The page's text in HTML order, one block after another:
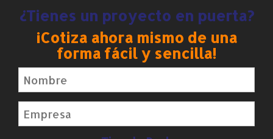
¿Tienes un proyecto en puerta?
¡Cotiza ahora mismo de una
forma fácil y sencilla!